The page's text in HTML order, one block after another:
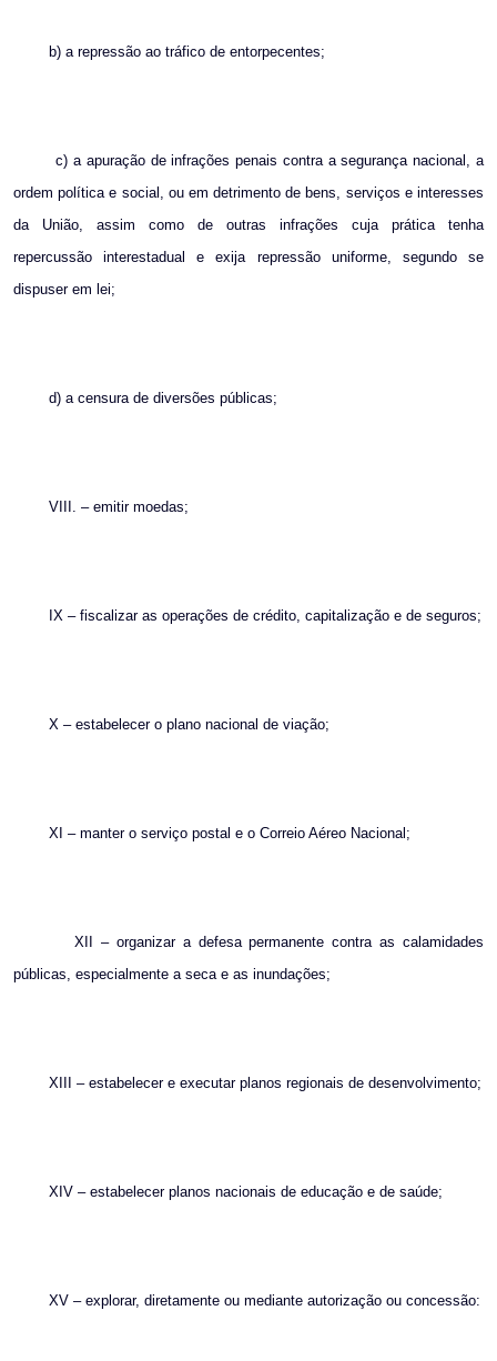
b) a repressão ao tráfico de entorpecentes;
c) a apuração de infrações penais contra a segurança nacional, a
ordem política e social, ou em detrimento de bens, serviços e interesses
da União, assim como de outras infrações cuja prática tenha
repercussão interestadual e exija repressão uniforme, segundo se
dispuser em lei;
d) a censura de diversões públicas;
VIII. – emitir moedas;
IX – fiscalizar as operações de crédito, capitalização e de seguros;
X – estabelecer o plano nacional de viação;
XI – manter o serviço postal e o Correio Aéreo Nacional;
XII – organizar a defesa permanente contra as calamidades
públicas, especialmente a seca e as inundações;
XIII – estabelecer e executar planos regionais de desenvolvimento;
XIV – estabelecer planos nacionais de educação e de saúde;
XV – explorar, diretamente ou mediante autorização ou concessão: